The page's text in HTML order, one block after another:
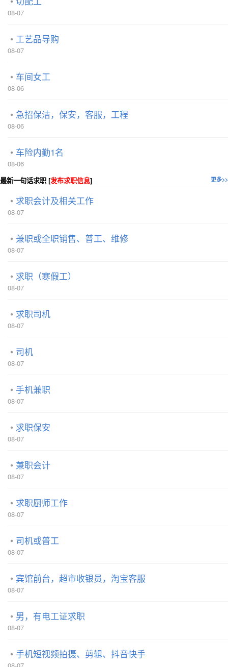
08-07
工艺品导购
08-07
车间女工
08-06
急招保洁，保安，客服，工程
08-06
车险内勤1名
08-06
更多>>
最新一句话求职 [发布求职信息]
求职会计及相关工作
08-07
兼职或全职销售、普工、维修
08-07
求职（寒假工）
08-07
求职司机
08-07
司机
08-07
手机兼职
08-07
求职保安
08-07
兼职会计
08-07
求职厨师工作
08-07
司机或普工
08-07
宾馆前台，超市收银员，淘宝客服
08-07
男，有电工证求职
08-07
手机短视频拍摄、剪辑、抖音快手